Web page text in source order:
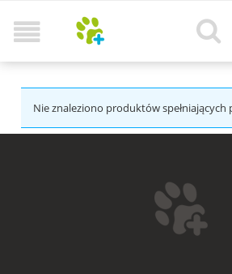
Nie znaleziono produktów